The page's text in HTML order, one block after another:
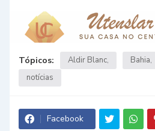
Tópicos: Aldir Blanc Bahia
notícias
Facebook